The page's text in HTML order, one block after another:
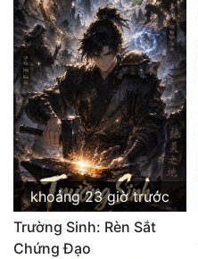
khoảng 23 giờ trước
Trường Sinh: Rèn Sắt
Chứng Đạo